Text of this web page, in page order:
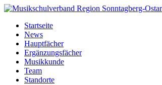
Startseite
News
Hauptfächer
Ergänzungsfächer
Musikkunde
Team
Standorte